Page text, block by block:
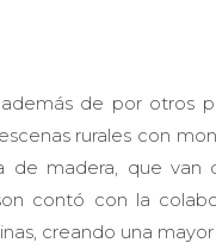
de por otros
rurales con
de madera, que van
contó con la
creando una